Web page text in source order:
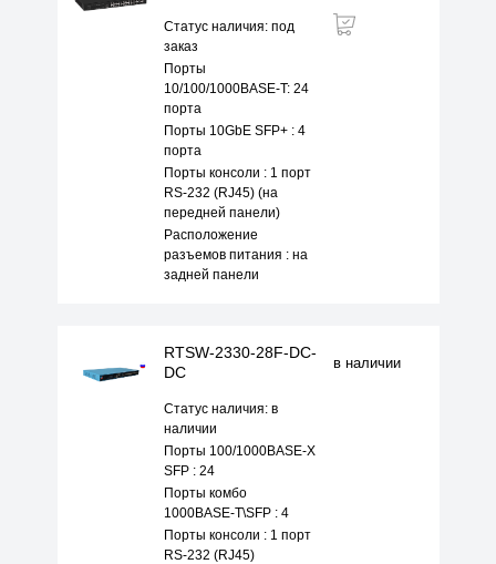
Статус наличия: под
заказ
Порты
10/100/1000BASE-T: 24
порта
Порты 10GbE SFP+ : 4
порта
Порты консоли : 1 порт
RS-232 (RJ45) (на
передней панели)
Расположение
разъемов питания : на
задней панели
RTSW-2330-28F-DC-
DC
Статус наличия: в
наличии
Порты 100/1000BASE-X
SFP : 24
Порты комбо
1000BASE-T\SFP : 4
Порты консоли : 1 порт
RS-232 (RJ45)
в наличии